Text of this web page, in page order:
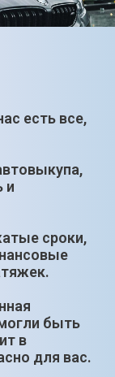
есть все,
и
сроки,
быть
в
для вас.